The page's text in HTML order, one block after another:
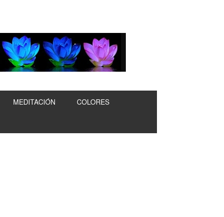
MEDITACIÓN COLORES